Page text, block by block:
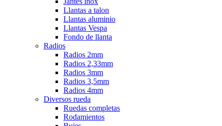
Llantas a talon
Llantas aluminio
Llantas Vespa
Fondo de llanta
Radios
Radios 2mm
Radios 2,33mm
Radios 3mm
Radios 3,5mm
Radios 4mm
Diversos rueda
Ruedas completas
Rodamientos